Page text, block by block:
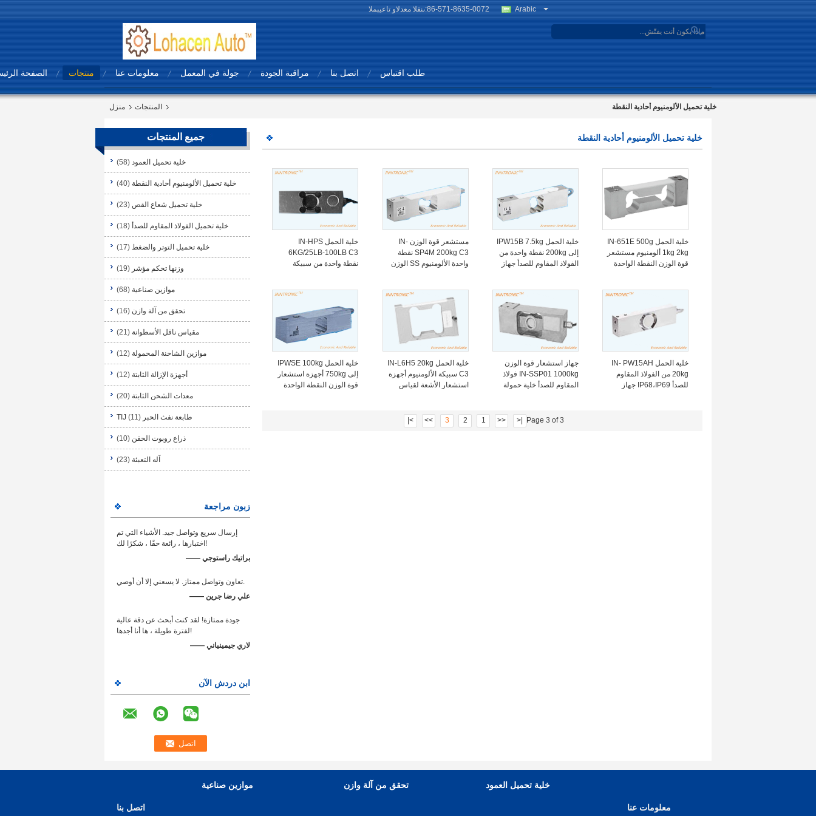
المبيعات والدعم الفنى:86-571-8635-0072 Arabic
search
الصفحة منتجات معلومات عنا جولة في المعمل مراقبة الجودة اتصل بنا طلب اقتباس
منزل المنتجات خلية تحميل الألومنيوم أحادية النقطة
جميع المنتجات
خلية تحميل العمود (58)
خلية تحميل الألومنيوم أحادية النقطة (40)
خلية تحميل شعاع القص (23)
خلية تحميل الفولاذ المقاوم للصدأ (18)
خلية تحميل التوتر والضغط (17)
وزنها تحكم مؤشر (19)
موازين صناعية (68)
تحقق من آلة وازن (16)
مقياس ناقل الأسطوانة (21)
موازين الشاحنة المحمولة (12)
أجهزة الإزالة الثابتة (12)
معدات الشحن الثابتة (20)
طابعة نفث الحبر TIJ (11)
ذراع روبوت الحقن (10)
آله التعبئة (23)
زبون مراجعة
إرسال سريع وتواصل جيد. الأشياء التي تم
اختبارها ، رائعة حقًا ، شكرًا لك!
—— براتيك راستوجي
تعاون وتواصل ممتاز. لا يسعني إلا أن أوصي.
—— علي رضا جرين
جودة ممتازة! لقد كنت أبحث عن دقة عالية
لفترة طويلة ، ها أنا أجدها!
—— لاري جيمينياني
ابن دردش الآن
خلية تحميل الألومنيوم أحادية النقطة
خلية الحمل IN-HPS
6KG/25LB-100LB C3
نقطة واحدة من سبيكة
مستشعر قوة الوزن IN-
SP4M 200kg C3 نقطة
واحدة الألومنيوم SS الوزن
خلية الحمل IPW15B 7.5kg
إلى 200kg نقطة واحدة من
الفولاذ المقاوم للصدأ جهاز
خلية الحمل IN-651E 500g
1kg 2kg ألومنيوم مستشعر
قوة الوزن النقطة الواحدة
خلية الحمل IPWSE 100kg
إلى 750kg أجهزة استشعار
قوة الوزن النقطة الواحدة
خلية الحمل IN-L6H5 20kg
C3 سبيكة الألومنيوم أجهزة
استشعار الأشعة لقياس
جهاز استشعار قوة الوزن
IN-SSP01 1000kg فولاذ
المقاوم للصدأ خلية حمولة
خلية الحمل IN- PW15AH
20kg من الفولاذ المقاوم
للصدأ IP68،IP69 جهاز
Page 3 of 3
|<
<<
1
2
3
>>
>|
معلومات عنا
خلية تحميل العمود تحقق من آلة وازن موازين صناعية
اتصل بنا